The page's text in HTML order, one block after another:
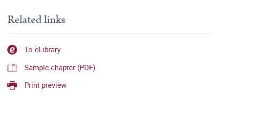
Related links
To eLibrary
Sample chapter (PDF)
Print preview